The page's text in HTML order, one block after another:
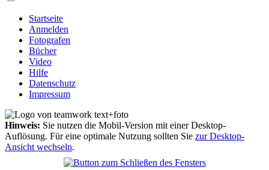
Startseite
Anmelden
Fotografen
Bücher
Video
Hilfe
Datenschutz
Impressum
Hinweis: Sie nutzen die Mobil-Version mit einer Desktop-
Auflösung. Für eine optimale Nutzung sollten Sie zur Desktop-
Ansicht wechseln.